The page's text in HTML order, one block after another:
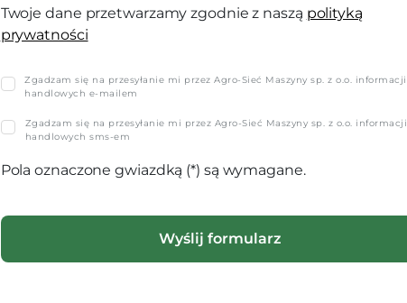
Twoje dane przetwarzamy zgodnie z naszą polityką
prywatności
Zgadzam się na przesyłanie mi przez Agro-Sieć Maszyny sp. z o.o. informacji
handlowych e-mailem
Zgadzam się na przesyłanie mi przez Agro-Sieć Maszyny sp. z o.o. informacji
handlowych sms-em
Pola oznaczone gwiazdką (*) są wymagane.